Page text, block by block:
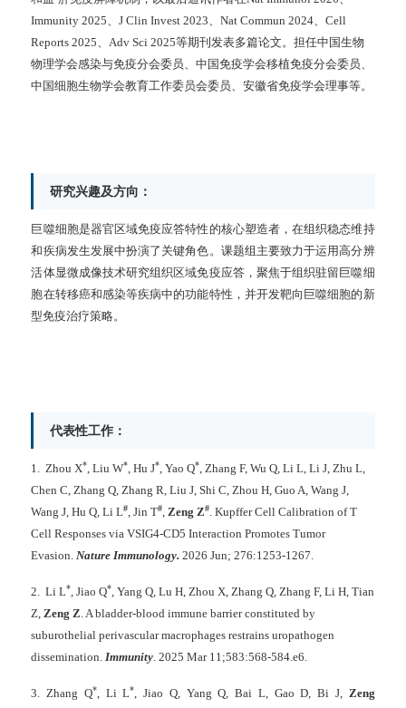
Immunity 2025、J Clin Invest 2023、Nat Commun 2024、Cell
Reports 2025、Adv Sci 2025等期刊发表多篇论文。担任中国生物
物理学会感染与免疫分会委员、中国免疫学会移植免疫分会委员、
中国细胞生物学会教育工作委员会委员、安徽省免疫学会理事等。
研究兴趣及方向：
巨噬细胞是器官区域免疫应答特性的核心塑造者，在组织稳态维持
和疾病发生发展中扮演了关键角色。课题组主要致力于运用高分辨
活体显微成像技术研究组织区域免疫应答，聚焦于组织驻留巨噬细
胞在转移癌和感染等疾病中的功能特性，并开发靶向巨噬细胞的新
型免疫治疗策略。
代表性工作：
1. Zhou X*, Liu W*, Hu J*, Yao Q*, Zhang F, Wu Q, Li L, Li J, Zhu L,
Chen C, Zhang Q, Zhang R, Liu J, Shi C, Zhou H, Guo A, Wang J,
Wang J, Hu Q, Li L#, Jin T#,Zeng Z#. Kupffer Cell Calibration of T
Cell Responses via VSIG4-CD5 Interaction Promotes Tumor
Evasion.Nature Immunology. 2026 Jun; 276:1253-1267.
2. Li L*, Jiao Q*, Yang Q, Lu H, Zhou X, Zhang Q, Zhang F, Li H, Tian
Z,Zeng Z. A bladder-blood immune barrier constituted by
suburothelial perivascular macrophages restrains uropathogen
dissemination.Immunity. 2025 Mar 11;583:568-584.e6.
3. Zhang Q*, Li L*, Jiao Q, Yang Q, Bai L, Gao D, Bi J, Zeng